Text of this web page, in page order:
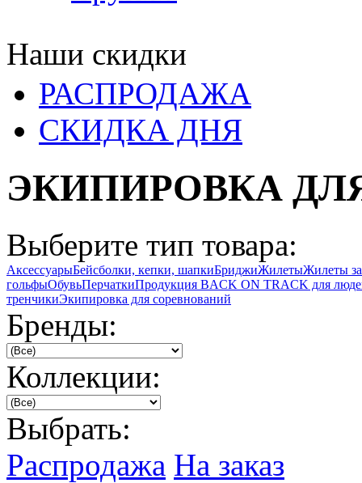
Наши скидки
РАСПРОДАЖА
СКИДКА ДНЯ
ЭКИПИРОВКА
Выберите тип товара:
АксессуарыБейсболки, кепки, шапкиБриджиЖилетыЖилеты
гольфыОбувьПерчаткиПродукция BACK ON TRACK для
тренчикиЭкипировка для соревнований
Бренды:
Коллекции:
Выбрать:
Распродажа На заказ